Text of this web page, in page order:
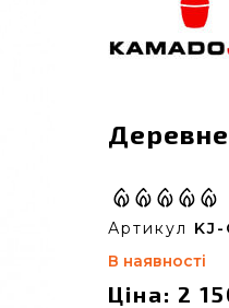
Деревне
Артикул KJ-
В наявності
Ціна: 2